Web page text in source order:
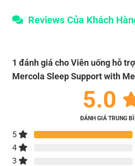
Reviews Của Khách
1 đánh giá choViên uống hỗ
Mercola Sleep Support with
5.0
ĐÁNH GIÁ TRUNG
5
4
3